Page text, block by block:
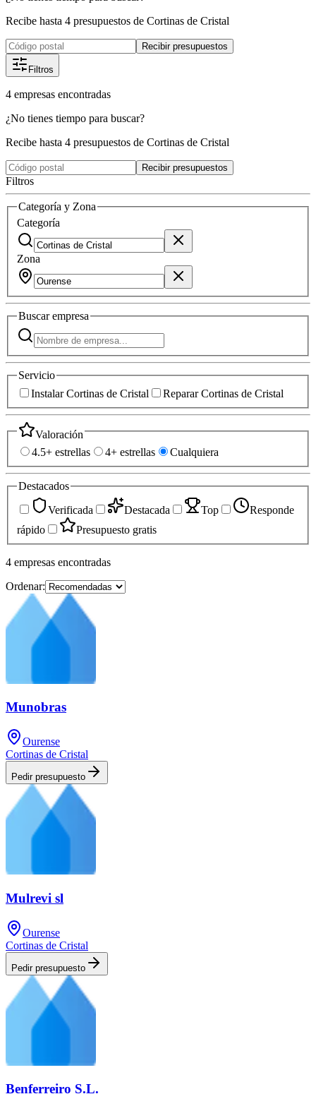
Recibe hasta 4 presupuestos de Cortinas de Cristal
Recibir presupuestos
Filtros
4 empresas encontradas
¿No tienes tiempo para buscar?
Recibe hasta 4 presupuestos de Cortinas de Cristal
Recibir presupuestos
Filtros
Categoría y Zona
Categoría
Zona
Buscarempresa
Servicio
Instalar Cortinas de Cristal
Reparar Cortinas de Cristal
Valoración
4.5+ estrellas
4+ estrellas Cualquiera
Destacados
Verificada
Destacada Top
Responde
rápido
Presupuesto gratis
4 empresas encontradas
Ordenar:
Munobras
Ourense
Cortinas de Cristal
Pedir presupuesto
Mulrevi sl
Ourense
Cortinas de Cristal
Pedir presupuesto
Benferreiro S.L.